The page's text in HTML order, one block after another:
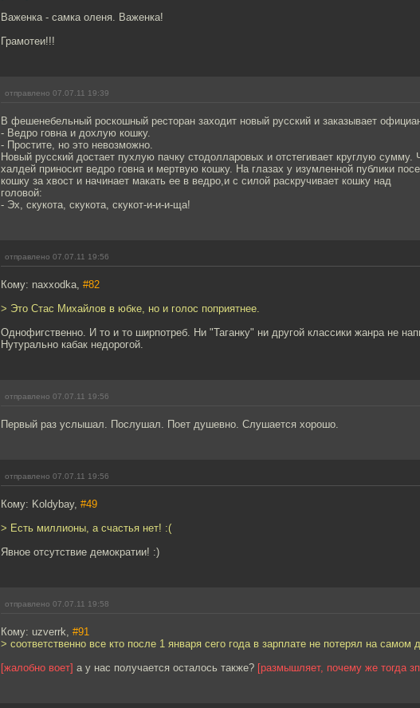
Важенка - самка оленя. Важенка!
Грамотеи!!!
отправлено 07.07.11 19:39
В фешенебельный роскошный ресторан заходит новый русский и заказывает
- Ведро говна и дохлую кошку.
- Простите, но это невозможно.
Новый русский достает пухлую пачку стодолларовых и отстегивает круглую сумму.
халдей приносит ведро говна и мертвую кошку. На глазах у изумленной публики
кошку за хвост и начинает макать ее в ведро,и с силой раскручивает кошку над
головой:
- Эх, скукота, скукота, скукот-и-и-и-ща!
отправлено 07.07.11 19:56
Кому: naxxodka, #82
> Это Стас Михайлов в юбке, но и голос поприятнее.
Однофигственно. И то и то ширпотреб. Ни "Таганку" ни другой классики жанра не
Нутурально кабак недорогой.
отправлено 07.07.11 19:56
Первый раз услышал. Послушал. Поет душевно. Слушается хорошо.
отправлено 07.07.11 19:56
Кому: Koldybay, #49
> Есть миллионы, а счастья нет! :(
Явное отсутствие демократии! :)
отправлено 07.07.11 19:58
Кому: uzverrk, #91
> соответственно все кто после 1 января сего года в зарплате не потерял на самом
[жалобно воет] а у нас получается осталось также? [размышляет, почему же тогда